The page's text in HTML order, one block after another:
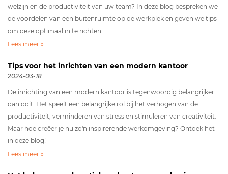
welzijn en de productiviteit van uw team? In deze blog bespreken we
de voordelen van een buitenruimte op de werkplek en geven we tips
om deze optimaal in te richten.
Lees meer »
Tips voor het inrichten van een modern kantoor
2024-03-18
De inrichting van een modern kantoor is tegenwoordig belangrijker
dan ooit. Het speelt een belangrijke rol bij het verhogen van de
productiviteit, verminderen van stress en stimuleren van creativiteit.
Maar hoe creëer je nu zo'n inspirerende werkomgeving? Ontdek het
in deze blog!
Lees meer »